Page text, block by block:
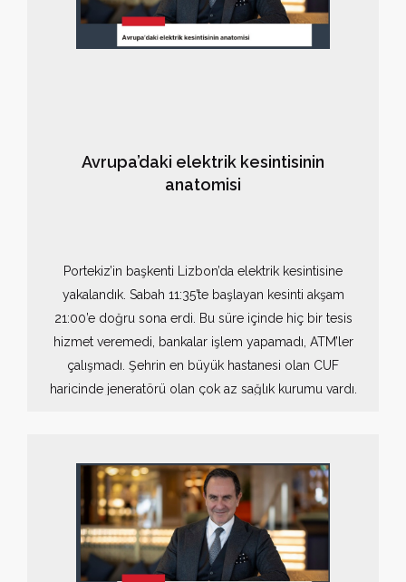
Avrupa’daki elektrik kesintisinin
anatomisi
Portekiz’in başkenti Lizbon’da elektrik kesintisine
yakalandık. Sabah 11:35’te başlayan kesinti akşam
21:00’e doğru sona erdi. Bu süre içinde hiç bir tesis
hizmet veremedi, bankalar işlem yapamadı, ATM’ler
çalışmadı. Şehrin en büyük hastanesi olan CUF
haricinde jeneratörü olan çok az sağlık kurumu vardı.
edildi, herkes büyük restorandaki açık büfeye davet
edildi.